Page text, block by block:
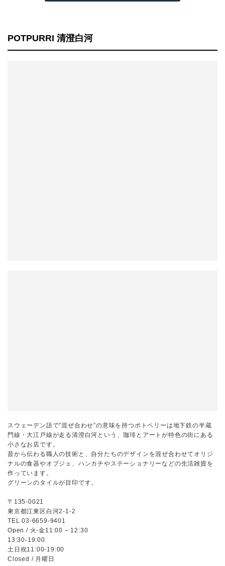
POTPURRI 清澄白河
スウェーデン語で”混ぜ合わせ”の意味を持つポトペリーは地下鉄の半蔵
門線・大江戸線が走る清澄白河という、珈琲とアートが特色の街にある
小さなお店です。
昔から伝わる職人の技術と、自分たちのデザインを混ぜ合わせてオリジ
ナルの食器やオブジェ、ハンカチやステーショナリーなどの生活雑貨を
作っています。
グリーンのタイルが目印です。
〒135-0021
東京都江東区白河2-1-2
TEL 03-6659-9401
Open / 火-金11:00 – 12:30
13:30-19:00
土日祝11:00-19:00
Closed / 月曜日